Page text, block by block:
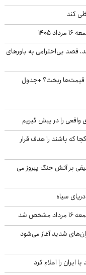
کند
بی‌احترامی به باورهای
واقعی را در پیش گیریم
که باشند را هدف قرار
بر آتش جنگ پیروز می
سیاه
شد
شدید آغاز می‌شود
ایران را اعلام کرد